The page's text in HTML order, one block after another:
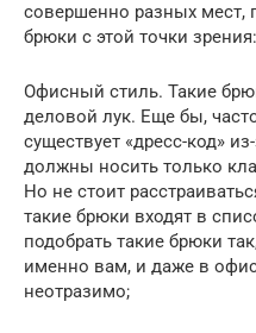
совершенно разных мест,
брюки с этой точки зрения:
Офисный стиль. Такие
деловой лук. Еще бы,
существует «дресс-код»
должны носить только
Но не стоит
такие брюки входят в
подобрать такие брюки
именно вам, и даже в
неотразимо;